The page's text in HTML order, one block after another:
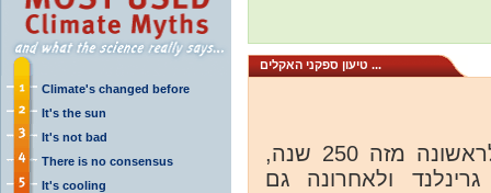
Climate's changed before
It's the sun
It's not bad
There is no consensus
It's cooling
טיעון ספקני האקלים ...
"הדיווחים מגיעים מכל רחבי העולם: לראשונה מזה 250 שנה,
ולאחרונה גם